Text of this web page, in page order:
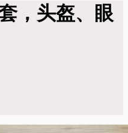
，头盔、眼